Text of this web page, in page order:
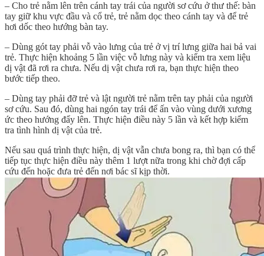
– Cho trẻ nằm lên trên cánh tay trái của người sơ cứu ở thư thế: bàn
tay giữ khu vực đầu và cổ trẻ, trẻ nằm dọc theo cánh tay và để trẻ
hơi dốc theo hướng bàn tay.
– Dùng gót tay phải vỗ vào lưng của trẻ ở vị trí lưng giữa hai bả vai
trẻ. Thực hiện khoảng 5 lần việc vỗ lưng này và kiểm tra xem liệu
dị vật đã rơi ra chưa. Nếu dị vật chưa rơi ra, bạn thực hiện theo
bước tiếp theo.
– Dùng tay phải đỡ trẻ và lật người trẻ nằm trên tay phải của người
sơ cứu. Sau đó, dùng hai ngón tay trái để ấn vào vùng dưới xương
ức theo hướng đẩy lên. Thực hiện điều này 5 lần và kết hợp kiểm
tra tình hình dị vật của trẻ.
Nếu sau quá trình thực hiện, dị vật vẫn chưa bong ra, thì bạn có thể
tiếp tục thực hiện điều này thêm 1 lượt nữa trong khi chờ đợi cấp
cứu đến hoặc đưa trẻ đến nơi bác sĩ kịp thời.